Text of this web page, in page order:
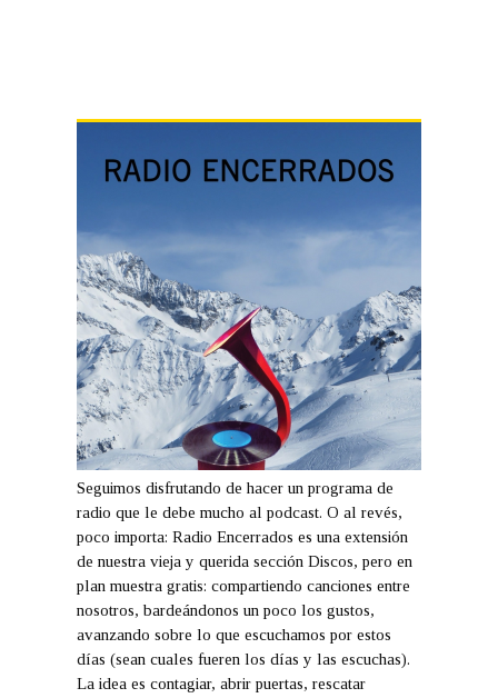
Seguimos disfrutando de hacer un programa de
radio que le debe mucho al podcast. O al revés,
poco importa: Radio Encerrados es una extensión
de nuestra vieja y querida sección Discos, pero en
plan muestra gratis: compartiendo canciones entre
nosotros, bardeándonos un poco los gustos,
avanzando sobre lo que escuchamos por estos
días (sean cuales fueren los días y las escuchas).
La idea es contagiar, abrir puertas, rescatar